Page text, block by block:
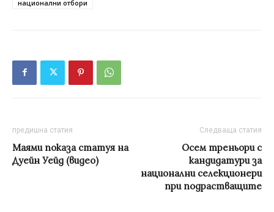
национални отбори
предишна статия
Маями показа статуя на
Дуейн Уейд (видео)
Следваща статия
Осем треньори с
кандидатури за
национални селекционери
при подрастващите